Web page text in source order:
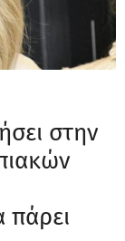
στην